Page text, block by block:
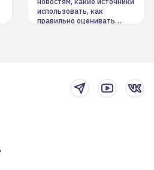
использовать, как
правильно оценивать